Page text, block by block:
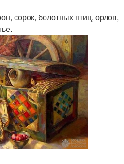
сорок, болотных птиц, орлов,